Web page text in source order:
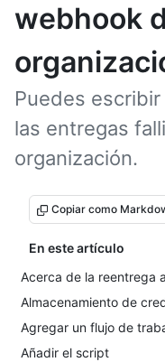
webhook
Puedes
las entregas
organización.
Copiar como
En este artículo
Acerca de la reentrega
Almacenamiento de
Agregar un flujo de
Añadir el script